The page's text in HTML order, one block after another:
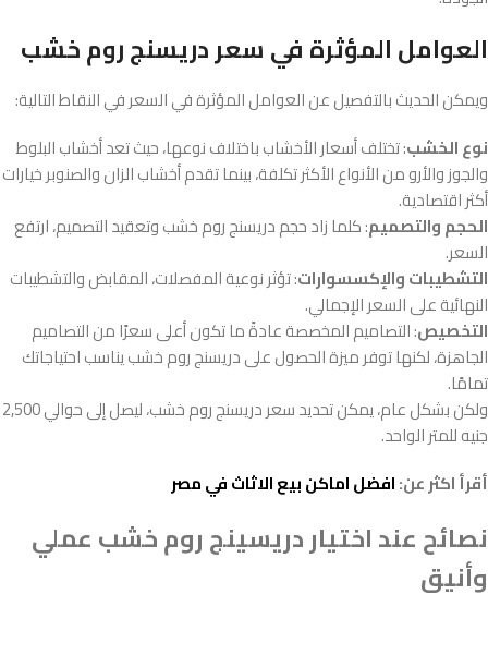
العوامل المؤثرة في سعر دريسنج روم خشب
ويمكن الحديث بالتفصيل عن العوامل المؤثرة في السعر في النقاط التالية:
نوع الخشب: تختلف أسعار الأخشاب باختلاف نوعها، حيث تعد أخشاب البلوط
والجوز والأرو من الأنواع الأكثر تكلفة، بينما تقدم أخشاب الزان والصنوبر خيارات
أكثر اقتصادية.
الحجم والتصميم: كلما زاد حجم دريسنج روم خشب وتعقيد التصميم، ارتفع
السعر.
التشطيبات والإكسسوارات: تؤثر نوعية المفصلات، المقابض والتشطيبات
النهائية على السعر الإجمالي.
التخصيص: التصاميم المخصصة عادةً ما تكون أعلى سعرًا من التصاميم
الجاهزة، لكنها توفر ميزة الحصول على دريسنج روم خشب يناسب احتياجاتك
تمامًا.
ولكن بشكل عام، يمكن تحديد سعر دريسنج روم خشب، ليصل إلى حوالي 2,500
جنيه للمتر الواحد.
أقرأ اكثر عن:افضل اماكن بيع الاثاث في مصر
نصائح عند اختيار دريسينج روم خشب عملي
وأنيق